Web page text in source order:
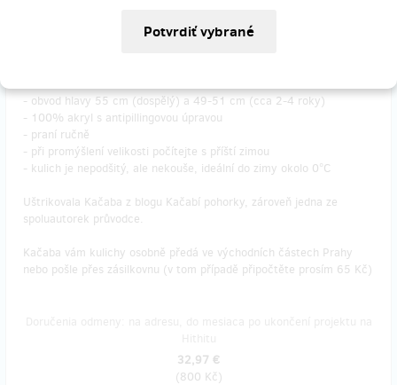
Dva červánkové kulichy pro mámu a dceru.
- obvod hlavy 55 cm (dospělý) a 49-51 cm (cca 2-4 roky)
- 100% akryl s antipillingovou úpravou
- praní ručně
- při promýšlení velikosti počítejte s příští zimou
- kulich je nepodšitý, ale nekouše, ideální do zimy okolo 0°C
Uštrikovala Kačaba z blogu Kačabí pohorky, zároveň jedna ze
spoluautorek průvodce.
Kačaba vám kulichy osobně předá ve východních částech Prahy
nebo pošle přes zásilkovnu (v tom případě připočtěte prosím 65 Kč)
32,97 €
(800 Kč)